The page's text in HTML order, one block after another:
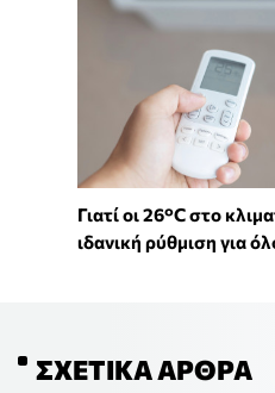
Γιατί οι 26°C στο
ιδανική ρύθμιση για
ΣΧΕΤΙΚΆ ΆΡΘΡΑ